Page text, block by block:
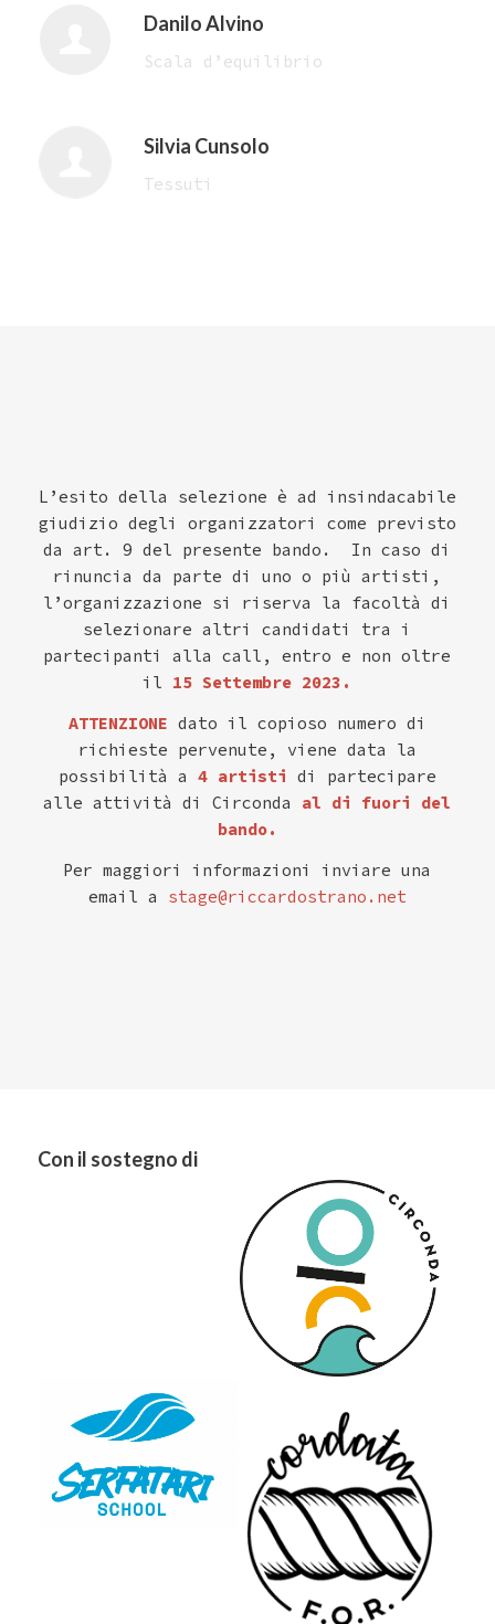
Danilo Alvino
Scala d’equilibrio
Silvia Cunsolo
Tessuti
L’esito della selezione è ad insindacabile
giudizio degli organizzatori come previsto
da art. 9 del presente bando. In caso di
rinuncia da parte di uno o più artisti,
l’organizzazione si riserva la facoltà di
selezionare altri candidati tra i
partecipanti alla call, entro e non oltre
il 15 Settembre 2023.
ATTENZIONE dato il copioso numero di
richieste pervenute, viene data la
possibilità a 4 artisti di partecipare
alle attività di Circonda
al di fuori del
bando.
Per maggiori informazioni inviare una
email a stage@riccardostrano.net
Con il sostegno di